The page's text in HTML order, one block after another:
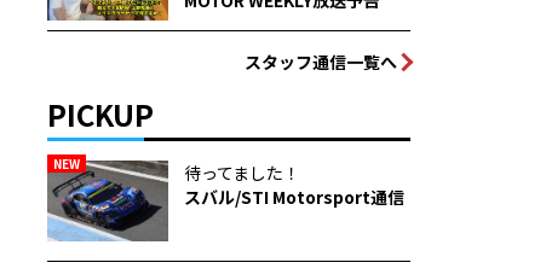
スタッフ通信一覧へ
PICKUP
NEW
待ってました！
スバル/STI Motorsport通信